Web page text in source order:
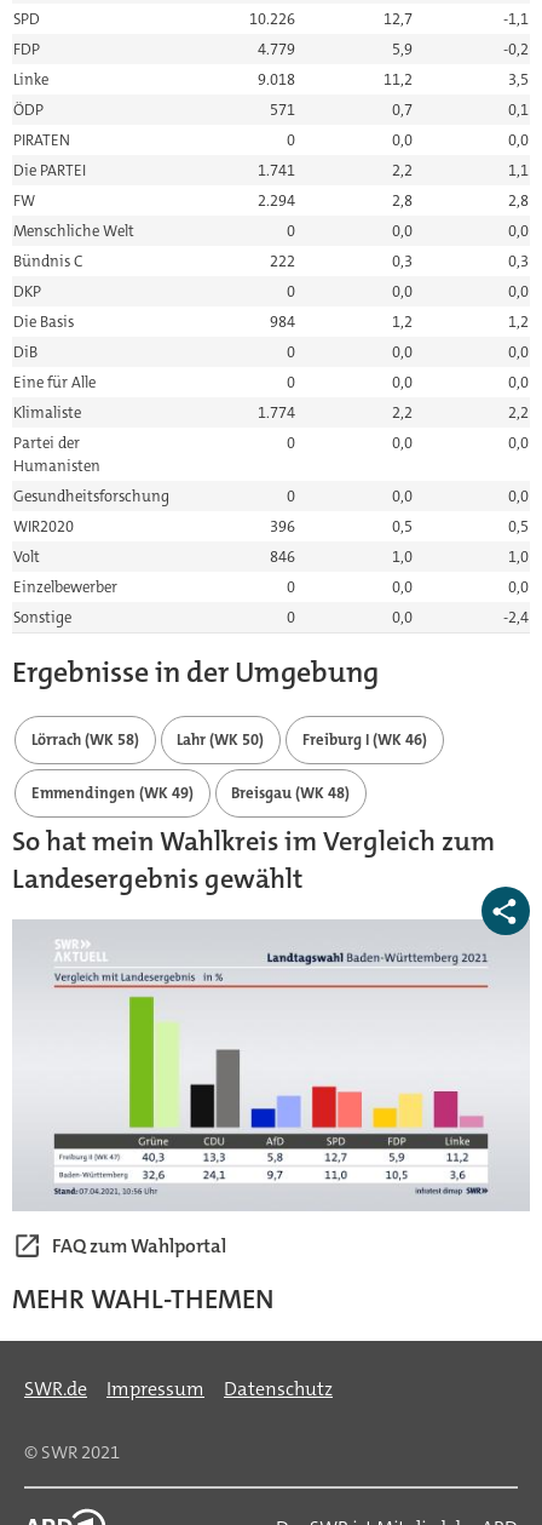
SPD
10.226 12,7
-1,1
FDP
4.779 5,9
-0,2
Linke
9.018 11,2
3,5
ÖDP
571 0,7
0,1
PIRATEN
0 0,0
0,0
Die PARTEI
1.741 2,2
1,1
FW
2.294 2,8
2,8
Menschliche Welt
0 0,0
0,0
Bündnis C
222 0,3
0,3
DKP
0 0,0
0,0
Die Basis
984 1,2
1,2
DiB
0 0,0
0,0
Eine für Alle
0 0,0
0,0
Klimaliste
1.774 2,2
2,2
Partei der
Humanisten
0 0,0 0,0
Gesundheitsforschung 0 0,0
0,0
WIR2020
396 0,5
0,5
Volt
846 1,0
1,0
Einzelbewerber
0 0,0
0,0
Sonstige
0 0,0 -2,4
Ergebnisse in der Umgebung
Lörrach (WK 58) Lahr (WK 50) Freiburg I (WK 46)
Emmendingen (WK 49) Breisgau (WK 48)
So hat mein Wahlkreis im Vergleich zum
Landesergebnis gewählt
FAQ zum Wahlportal
MEHR WAHL-THEMEN
SWR.de Impressum Datenschutz
© SWR 2021